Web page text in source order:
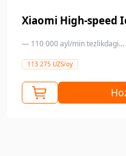
Xiaomi High-speed
— 110 000 ayl/min tezlikdagi...
113 275 UZS/oy